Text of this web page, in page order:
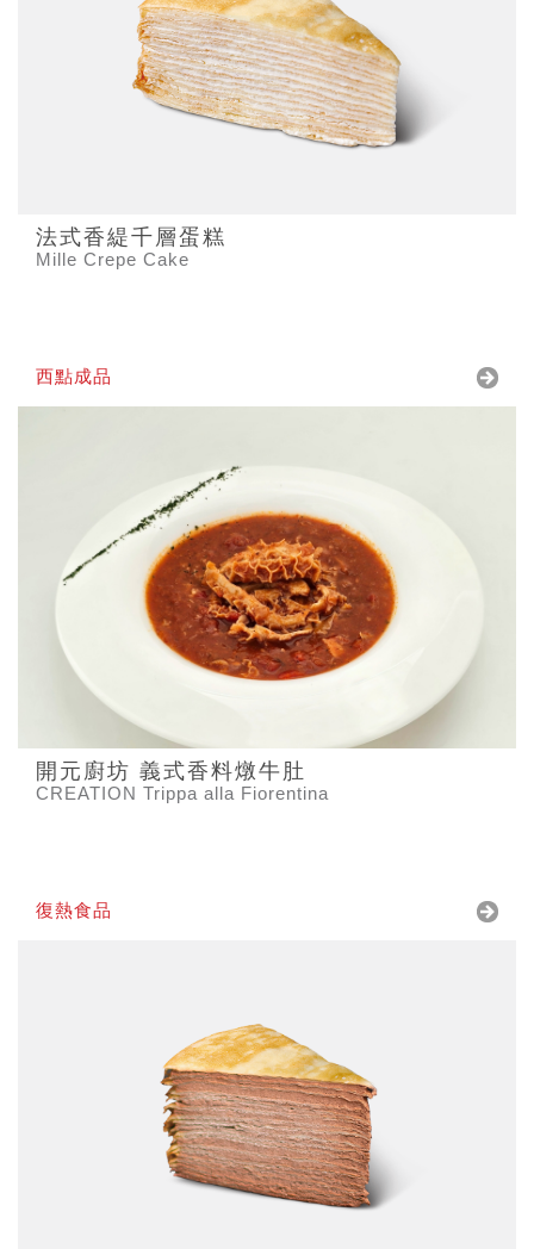
法式香緹千層蛋糕
Mille Crepe Cake
西點成品
開元廚坊 義式香料燉牛肚
CREATION Trippa alla Fiorentina
復熱食品